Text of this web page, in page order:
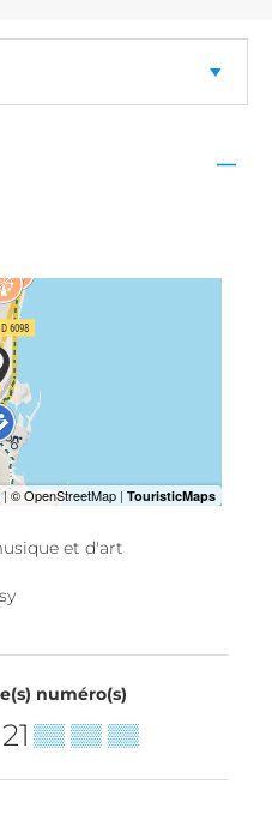
—
et d'art
numéro(s)
▒▒ ▒▒ ▒▒